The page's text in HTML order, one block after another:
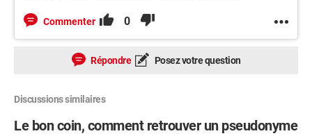
Commenter 0
Répondre Posez votre question
Discussions similaires
Le bon coin, comment retrouver un pseudonyme